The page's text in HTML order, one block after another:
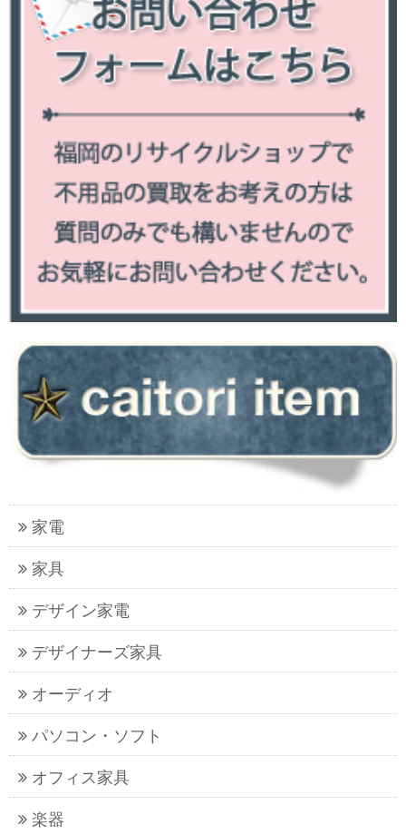
家電
家具
デザイン家電
デザイナーズ家具
オーディオ
パソコン・ソフト
オフィス家具
楽器